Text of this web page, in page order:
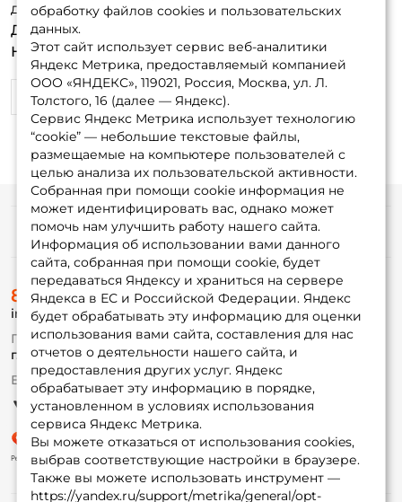
даже отдаленно не напоминает.
Достоинства:
Недостатки:Качество содержимого
0 0
обработку файлов cookies и пользовательских
данных.
Этот сайт использует сервис веб-аналитики
Яндекс Метрика, предоставляемый компанией
ООО «ЯНДЕКС», 119021, Россия, Москва, ул. Л.
Толстого, 16 (далее — Яндекс).
Сервис Яндекс Метрика использует технологию
“cookie” — небольшие текстовые файлы,
размещаемые на компьютере пользователей с
целью анализа их пользовательской активности.
Собранная при помощи cookie информация не
может идентифицировать вас, однако может
помочь нам улучшить работу нашего сайта.
Информация об использовании вами данного
сайта, собранная при помощи cookie, будет
передаваться Яндексу и храниться на сервере
Яндекса в ЕС и Российской Федерации. Яндекс
будет обрабатывать эту информацию для оценки
использования вами сайта, составления для нас
отчетов о деятельности нашего сайта, и
предоставления других услуг. Яндекс
обрабатывает эту информацию в порядке,
установленном в условиях использования
сервиса Яндекс Метрика.
Вы можете отказаться от использования cookies,
выбрав соответствующие настройки в браузере.
Также вы можете использовать инструмент —
https://yandex.ru/support/metrika/general/opt-
Информация
О магазине
Доставка
Оплата
Fox-bonus
Гуру
Партнерская программа
8 (495) 532-77-88
info@foxfishing.ru
По вопросам с заказом
г. Москва, ул. Плеханова д.7
Ежедневно 10:00 до 20:00